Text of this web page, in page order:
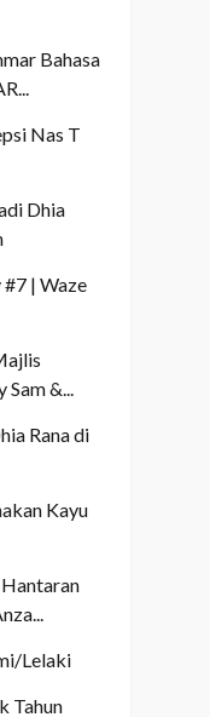
Bahasa
Nas T
Dhia
| Waze
Sam &...
Rana di
Kayu
Lelaki
Tahun